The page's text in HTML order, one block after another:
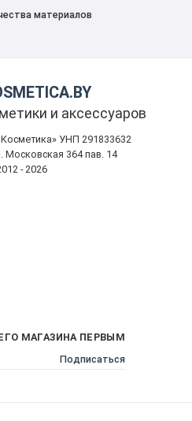
материалов
и аксессуаров
УНП 291833632
Московская 364 пав. 14
- 2026
МАГАЗИНА ПЕРВЫМ
Подписаться